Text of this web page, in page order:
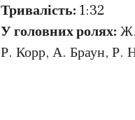
Тривалість: 1:32
У головних ролях:
Р. Корр, А. Браун, Р.